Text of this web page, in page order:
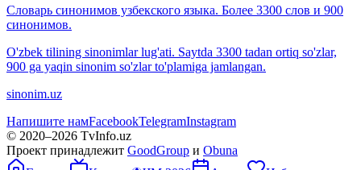
Словарь синонимов узбекского языка. Более 3300 слов и 900
синонимов.
O'zbek tilining sinonimlar lug'ati. Saytda 3300 tadan ortiq so'zlar,
900 ga yaqin sinonim so'zlar to'plamiga jamlangan.
sinonim.uz
Напишите намFacebookTelegramInstagram
© 2020–2026 TvInfo.uz
Проект принадлежит GoodGroup и Obuna